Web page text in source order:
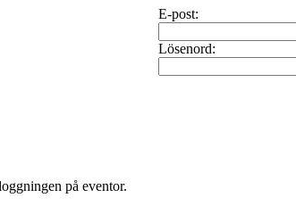
E-post:
Lösenord:
på eventor.